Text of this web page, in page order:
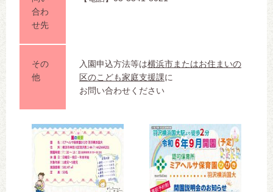
合わ
せ先
その
他
入園申込方法等は横浜市またはお住まいの
区のこども家庭支援課に
お問い合わせください